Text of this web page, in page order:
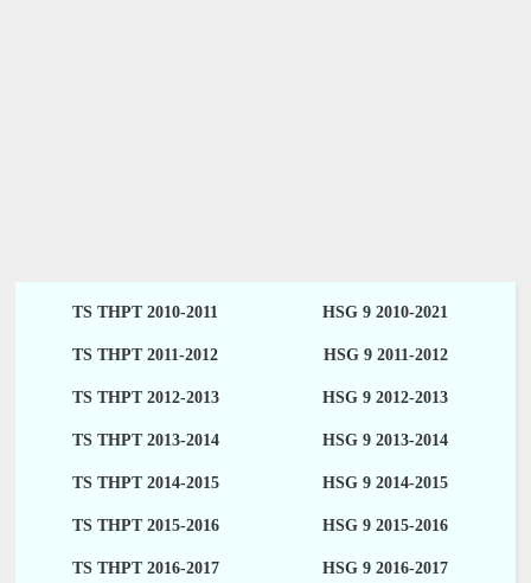
TS THPT 2010-2011 HSG 9 2010-2021
TS THPT 2011-2012 HSG 9 2011-2012
TS THPT 2012-2013 HSG 9 2012-2013
TS THPT 2013-2014 HSG 9 2013-2014
TS THPT 2014-2015 HSG 9 2014-2015
TS THPT 2015-2016 HSG 9 2015-2016
TS THPT 2016-2017 HSG 9 2016-2017